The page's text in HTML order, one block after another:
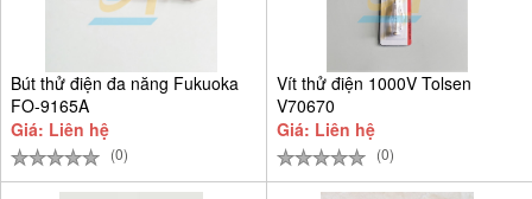
Bút thử điện đa năng Fukuoka
FO-9165A
Giá: Liên hệ
(0)
Vít thử điện 1000V Tolsen
V70670
Giá: Liên hệ
(0)